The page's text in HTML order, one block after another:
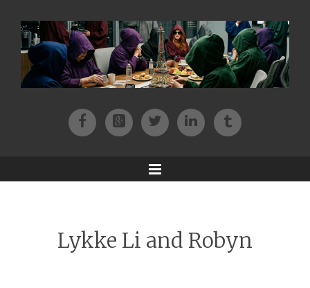
FacebookPatreonTwitterInstagram
Tik-tok
Menu
Lykke Li and Robyn